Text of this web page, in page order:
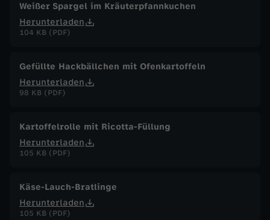
Weißer Spargel im Kräuterpfannkuchen
Herunterladen
104 KB (PDF)
Gefüllte Hackbällchen mit Ofenkartoffeln
Herunterladen
98 KB (PDF)
Kartoffelrolle mit Ricotta-Füllung
Herunterladen
105 KB (PDF)
Käse-Lauch-Bratlinge
Herunterladen
105 KB (PDF)